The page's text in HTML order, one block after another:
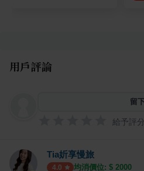
用戶評論
留
給予評分
Tia妡享慢旅
4.0 均消價位: $ 2000